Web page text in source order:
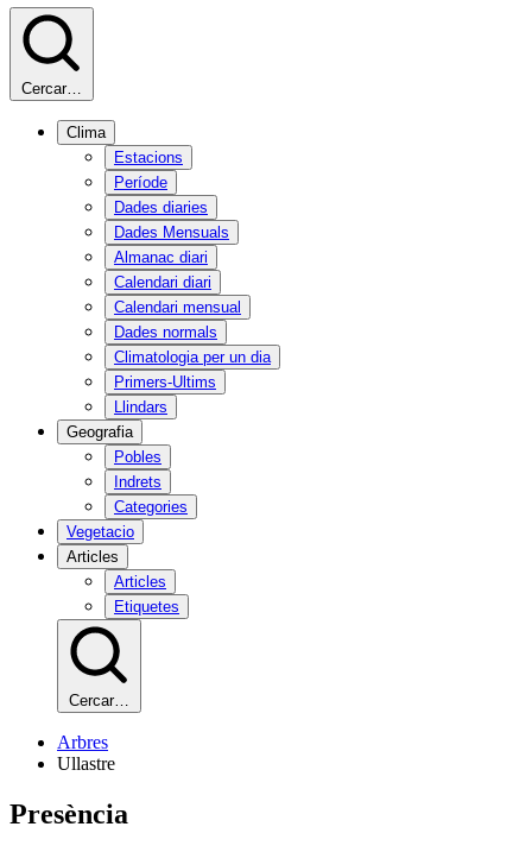
Cercar…
Clima
Estacions
Període
Dades diaries
Dades Mensuals
Almanac diari
Calendari diari
Calendari mensual
Dades normals
Climatologia per un dia
Primers-Ultims
Llindars
Geografia
Pobles
Indrets
Categories
Vegetacio
Articles
Articles
Etiquetes
Cercar…
Arbres
Ullastre
Presència